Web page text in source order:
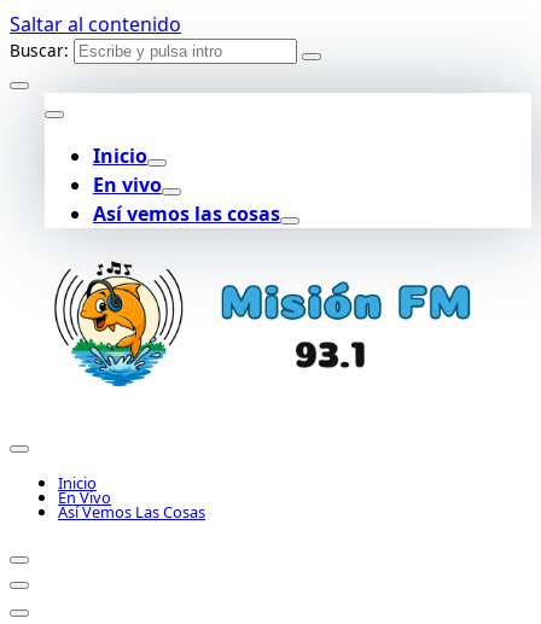
Saltar al contenido
Buscar:
Inicio
En vivo
Así vemos las cosas
Inicio
En Vivo
Así Vemos Las Cosas